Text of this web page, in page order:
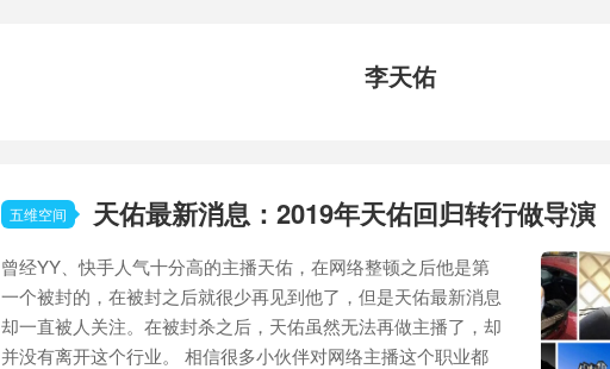
李天佑
五维空间 天佑最新消息：2019年天佑回归转行做导演
曾经YY、快手人气十分高的主播天佑，在网络整顿之后他是第
一个被封的，在被封之后就很少再见到他了，但是天佑最新消息
却一直被人关注。在被封杀之后，天佑虽然无法再做主播了，却
并没有离开这个行业。 相信很多小伙伴对网络主播这个职业都